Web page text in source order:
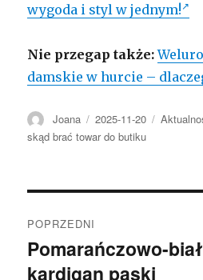
wygoda i styl w jednym!
Nie przegap także:
damskie w hurcie –
Autor
Joana Opublikowano
2025-11-20
skąd brać towar do butiku
wpisu
POPRZEDNI
Poprzedni
wpis:
Pomarańczowo-
kardigan paski